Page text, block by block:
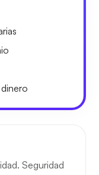
Seguridad